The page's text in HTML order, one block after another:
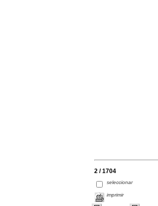
2 / 1704
seleccionar
imprimir